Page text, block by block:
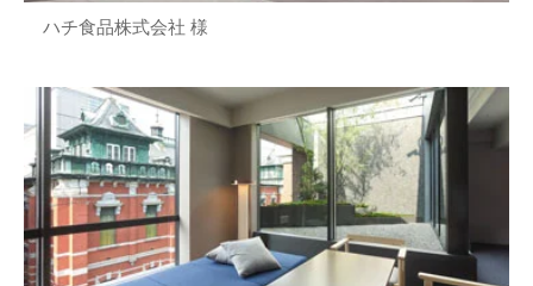
ハチ食品株式会社 様